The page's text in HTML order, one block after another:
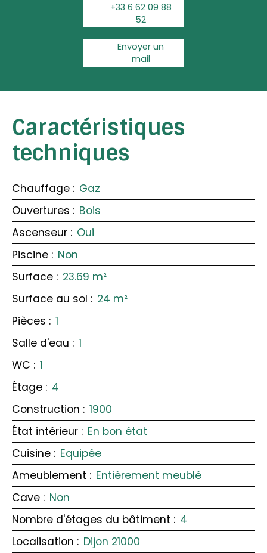
+33 6 62 09 88
52
Envoyer un
mail
Caractéristiques
techniques
Chauffage : Gaz
Ouvertures : Bois
Ascenseur : Oui
Piscine : Non
Surface : 23.69 m²
Surface au sol : 24 m²
Pièces : 1
Salle d'eau : 1
WC : 1
Étage : 4
Construction : 1900
État intérieur : En bon état
Cuisine : Equipée
Ameublement : Entièrement meublé
Cave : Non
Nombre d'étages du bâtiment : 4
Localisation : Dijon 21000